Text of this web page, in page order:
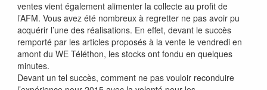
ventes vient également alimenter la collecte au profit de
l’AFM. Vous avez été nombreux à regretter ne pas avoir pu
acquérir l’une des réalisations. En effet, devant le succès
remporté par les articles proposés à la vente le vendredi en
amont du WE Téléthon, les stocks ont fondu en quelques
minutes.
Devant un tel succès, comment ne pas vouloir reconduire